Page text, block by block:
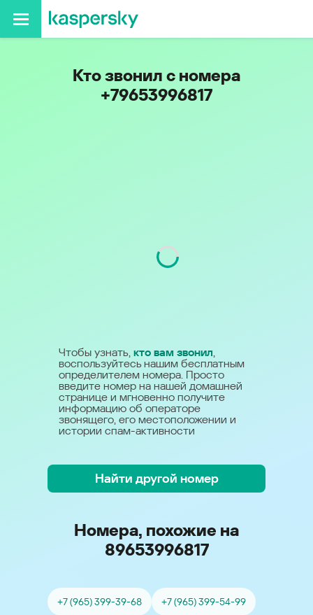
Кто звонил с номера
+79653996817
Чтобы узнать, кто вам звонил,
воспользуйтесь нашим бесплатным
определителем номера. Просто
введите номер на нашей домашней
странице и мгновенно получите
информацию об операторе
звонящего, его местоположении и
истории спам-активности
Найти другой номер
Номера, похожие на
89653996817
+7 (965) 399-39-68 +7 (965) 399-54-99